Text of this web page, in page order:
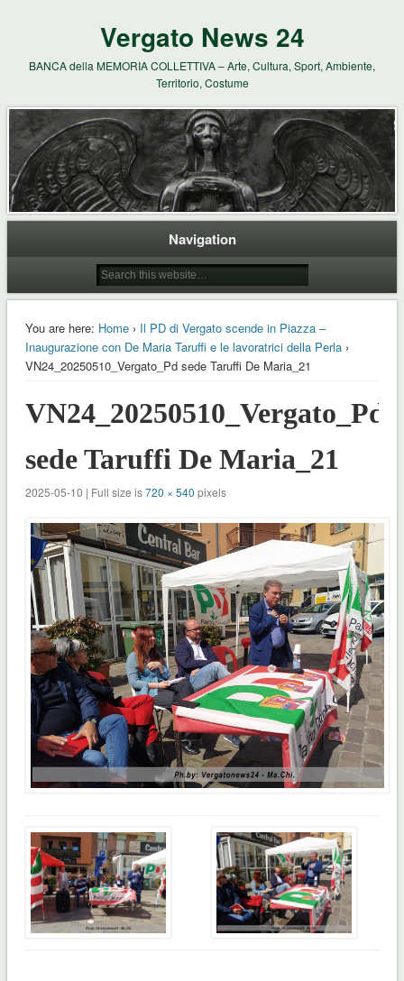
Vergato News 24
BANCA della MEMORIA COLLETTIVA – Arte, Cultura, Sport, Ambiente,
Territorio, Costume
Navigation
You are here: Home› Il PD di Vergato scende in Piazza –
Inaugurazione con De Maria Taruffi e le lavoratrici della Perla›
VN24_20250510_Vergato_Pd sede Taruffi De Maria_21
VN24_20250510_Vergato_Pd
sede Taruffi De Maria_21
2025-05-10 | Full size is720 × 540 pixels